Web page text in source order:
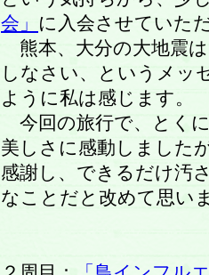
会」 に入会させていた
熊本、大分の大地震
しなさい、というメッ
ように私は感じます。
今回の旅行で、とく
美しさに感動しました
感謝し、できるだけ汚
なことだと改めて思い